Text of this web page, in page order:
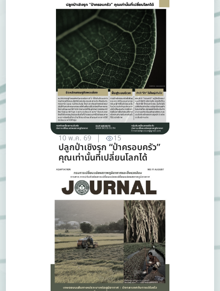
10 พ.ค. 69 15
ปลูกป่าเชิงรุก “ป่าครอบครัว”
คุณเท่านั้นที่เปลี่ยนโลกได้